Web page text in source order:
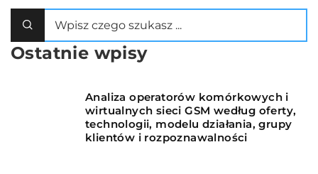
Ostatnie wpisy
Analiza operatorów komórkowych i
wirtualnych sieci GSM według oferty,
technologii, modelu działania, grupy
klientów i rozpoznawalności